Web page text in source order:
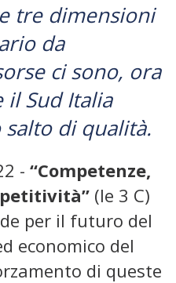
tre dimensioni
da
ci sono, ora
Sud Italia
di qualità.
- “Competenze,
(le 3 C)
per il futuro del
economico del
di queste